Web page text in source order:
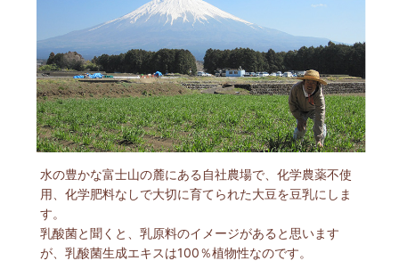
水の豊かな富士山の麓にある自社農場で、化学農薬不使
用、化学肥料なしで大切に育てられた大豆を豆乳にしま
す。
乳酸菌と聞くと、乳原料のイメージがあると思います
が、乳酸菌生成エキスは100％植物性なのです。